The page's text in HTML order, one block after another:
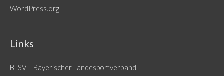
WordPress.org
Links
BLSV – Bayerischer Landesportverband